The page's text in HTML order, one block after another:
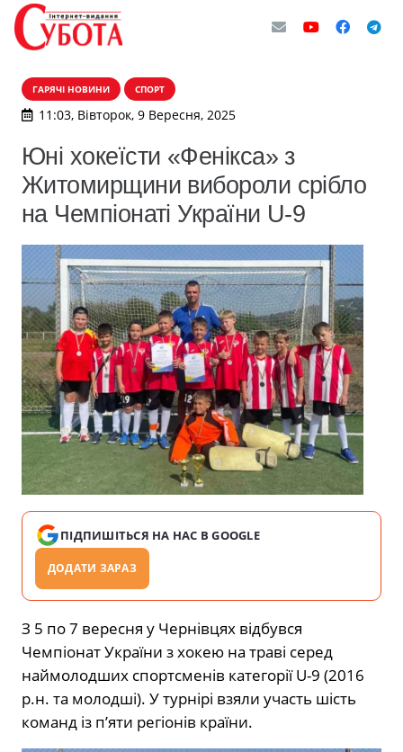
ГАРЯЧІ НОВИНИ СПОРТ
11:03, Вівторок, 9 Вересня, 2025
Юні хокеїсти «Фенікса» з
Житомирщини вибороли срібло
на Чемпіонаті України U-9
ПІДПИШІТЬСЯ НА НАС В GOOGLE
ДОДАТИ ЗАРАЗ
З 5 по 7 вересня у Чернівцях відбувся
Чемпіонат України з хокею на траві серед
наймолодших спортсменів категорії U-9 (2016
р.н. та молодші). У турнірі взяли участь шість
команд із п’яти регіонів країни.